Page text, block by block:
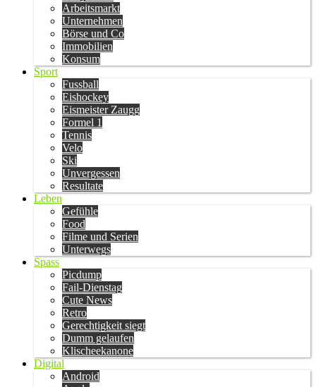
Arbeitsmarkt
Unternehmen
Börse und Co
Immobilien
Konsum
Sport
Fussball
Eishockey
Eismeister Zaugg
Formel 1
Tennis
Velo
Ski
Unvergessen
Resultate
Leben
Gefühle
Food
Filme und Serien
Unterwegs
Spass
Picdump
Fail-Dienstag
Cute News
Retro
Gerechtigkeit siegt
Dumm gelaufen
Klischeekanone
Digital
Android